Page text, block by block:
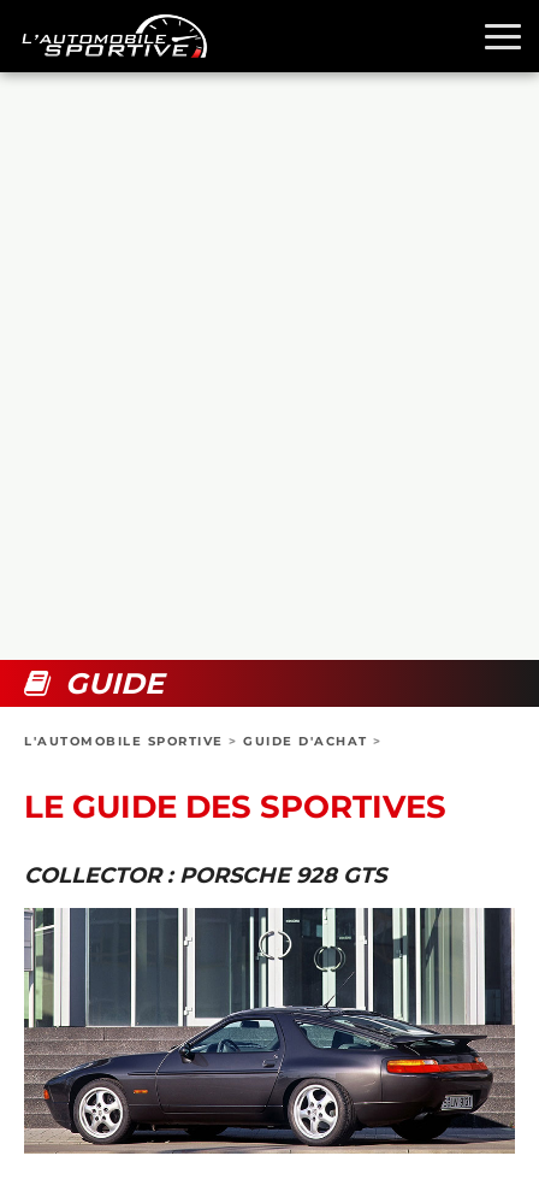
BOUTIQUE
GUIDE
L'AUTOMOBILE SPORTIVE > GUIDE D'ACHAT >
LE GUIDE DES SPORTIVES
COLLECTOR : PORSCHE 928 GTS